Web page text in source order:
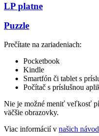
LP platne
Puzzle
Prečítate na zariadeniach:
Pocketbook
Kindle
Smartfón či tablet s
Počítač s príslušnou
Nie je možné meniť veľkosť
väčšie obrazovky.
Viac informácií v našich